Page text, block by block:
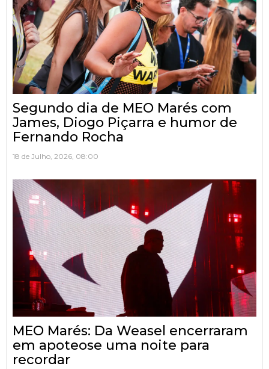
Segundo dia de MEO Marés com
James, Diogo Piçarra e humor de
Fernando Rocha
18 de Julho, 2026, 08:00
MEO Marés: Da Weasel encerraram
em apoteose uma noite para
recordar